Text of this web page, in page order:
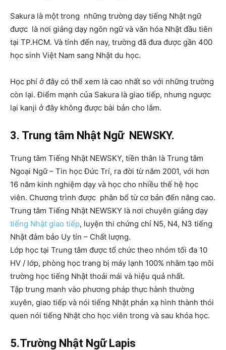
Sakura là một trong những trường dạy tiếng Nhật ngữ
được là nơi giảng dạy ngôn ngữ và văn hóa Nhật đầu tiên
tại TP.HCM. Và tính đến nay, trường đã đưa được gần 400
học sinh Việt Nam sang Nhật du học.
Học phí ở đây có thể xem là cao nhất so với những trường
còn lại. Điểm mạnh của Sakura là giao tiếp, nhưng ngược
lại kanji ở đây không được bài bản cho lắm.
3. Trung tâm Nhật Ngữ NEWSKY.
Trung tâm Tiếng Nhật NEWSKY, tiền thân là Trung tâm
Ngoại Ngữ – Tin học Đức Trí, ra đời từ năm 2001, với hơn
16 năm kinh nghiệm dạy và học cho nhiều thế hệ học
viên. Chương trình được phân bổ từ cơ bản đến nâng cao.
Trung tâm Tiếng Nhật NEWSKY là nơi chuyên giảng dạy
tiếng Nhật giao tiếp, luyện thi chứng chỉ N5, N4, N3 tiếng
Nhật đảm bảo Uy tín – Chất lượng.
Lớp học tại Trung tâm được tổ chức theo nhóm tối đa 10
HV / lớp, phòng học trang bị máy lạnh 100% nhằm tạo môi
trường học tiếng Nhật thoải mái và hiệu quả nhất.
Tập trung manh vào phương pháp thực hành thường
xuyên, giao tiếp và nói tiếng Nhật phản xạ hình thành thói
quen nói tiếng Nhật cho học viên trong và sau khóa học.
5.Trường Nhật Ngữ Lapis